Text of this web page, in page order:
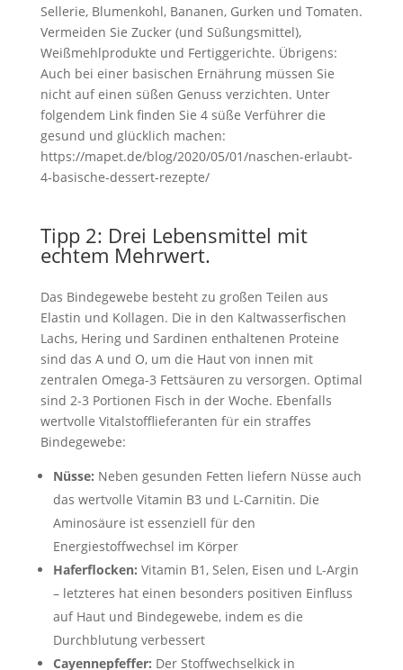
Sellerie, Blumenkohl, Bananen, Gurken und Tomaten.
Vermeiden Sie Zucker (und Süßungsmittel),
Weißmehlprodukte und Fertiggerichte. Übrigens:
Auch bei einer basischen Ernährung müssen Sie
nicht auf einen süßen Genuss verzichten. Unter
folgendem Link finden Sie 4 süße Verführer die
gesund und glücklich machen:
https://mapet.de/blog/2020/05/01/naschen-erlaubt-
4-basische-dessert-rezepte/
Tipp 2: Drei Lebensmittel mit
echtem Mehrwert.
Das Bindegewebe besteht zu großen Teilen aus
Elastin und Kollagen. Die in den Kaltwasserfischen
Lachs, Hering und Sardinen enthaltenen Proteine
sind das A und O, um die Haut von innen mit
zentralen Omega-3 Fettsäuren zu versorgen. Optimal
sind 2-3 Portionen Fisch in der Woche. Ebenfalls
wertvolle Vitalstofflieferanten für ein straffes
Bindegewebe:
Nüsse: Neben gesunden Fetten liefern Nüsse auch
das wertvolle Vitamin B3 und L-Carnitin. Die
Aminosäure ist essenziell für den
Energiestoffwechsel im Körper
Haferflocken: Vitamin B1, Selen, Eisen und L-Argin
– letzteres hat einen besonders positiven Einfluss
auf Haut und Bindegewebe, indem es die
Durchblutung verbessert
Cayennepfeffer: Der Stoffwechselkick in